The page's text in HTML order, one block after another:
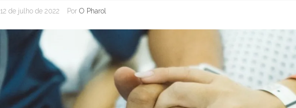
12 de julho de 2022 Por O Pharol